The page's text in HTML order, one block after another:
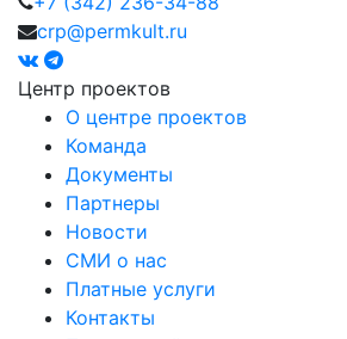
crp@permkult.ru
Центр проектов
О центре проектов
Команда
Документы
Партнеры
Новости
СМИ о нас
Платные услуги
Контакты